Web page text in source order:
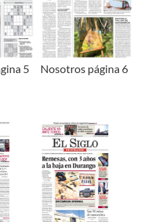
5 Nosotros página 6